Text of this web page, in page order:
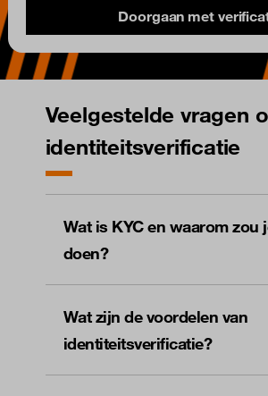
Doorgaan met
Veelgestelde vragen
identiteitsverificatie
Wat is KYC en waarom zou
doen?
Wat zijn de voordelen van
identiteitsverificatie?